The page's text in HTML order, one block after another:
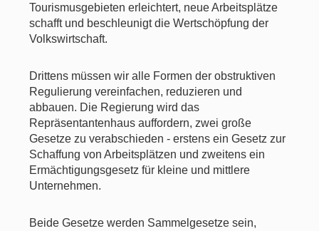
Tourismusgebieten erleichtert, neue Arbeitsplätze
schafft und beschleunigt die Wertschöpfung der
Volkswirtschaft.
Drittens müssen wir alle Formen der obstruktiven
Regulierung vereinfachen, reduzieren und
abbauen. Die Regierung wird das
Repräsentantenhaus auffordern, zwei große
Gesetze zu verabschieden - erstens ein Gesetz zur
Schaffung von Arbeitsplätzen und zweitens ein
Ermächtigungsgesetz für kleine und mittlere
Unternehmen.
Beide Gesetze werden Sammelgesetze sein,